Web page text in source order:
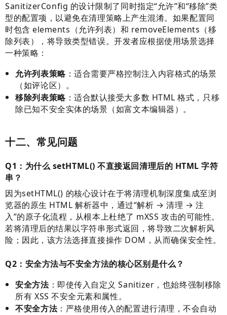
SanitizerConfig 的设计限制了同时指定“允许”和“移除”类
型的配置项，以避免在清理策略上产生混淆。如果配置同
时包含 elements（允许列表）和 removeElements（移
除列表），将导致类型错误。开发者应根据使用场景选择
一种策略：
允许列表策略：适合需要严格控制注入内容格式的场景
（如评论区）。
移除列表策略：适合默认接受大多数 HTML 格式，只移
除已知不安全实体的场景（如富文本编辑器）。
十二、常见问题
Q1：为什么 setHTML() 不直接返回清理后的 HTML 字符
串？
因为setHTML() 的核心设计在于将清理机制深度集成至浏
览器的原生 HTML 解析器中，通过“解析 → 清理 → 注
入”的原子化流程，从根本上杜绝了 mXSS 攻击的可能性。
若将清理后的结果以字符串形式返回，将导致二次解析风
险；因此，该方法选择直接操作 DOM，从而确保安全性。
Q2：安全方法与不安全方法的核心区别是什么？
安全方法：即使传入自定义 Sanitizer，也始终强制移除
所有 XSS 不安全元素和属性。
不安全方法：严格使用传入的配置进行清理，不会自动